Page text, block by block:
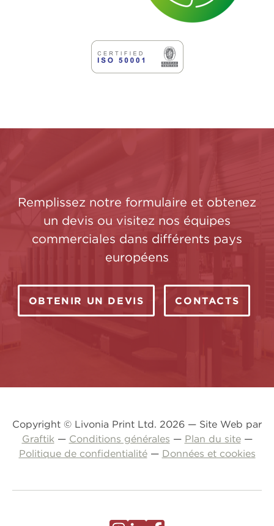
Remplissez notre formulaire et obtenez
un devis ou visitez nos équipes
commerciales dans différents pays
européens
OBTENIR UN DEVIS CONTACTS
Copyright © Livonia Print Ltd. 2026 — Site Web par
Graftik— Conditions générales — Plan du site—
Politique de confidentialité— Données et cookies